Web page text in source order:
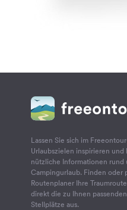
Lassen Sie sich im
Urlaubszielen inspirieren und
nützliche Informationen rund
Campingurlaub. Finden oder
Routenplaner Ihre
direkt die zu Ihnen
Stellplätze aus.